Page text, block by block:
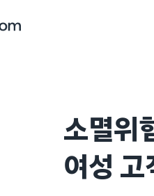
소멸위
여성 고